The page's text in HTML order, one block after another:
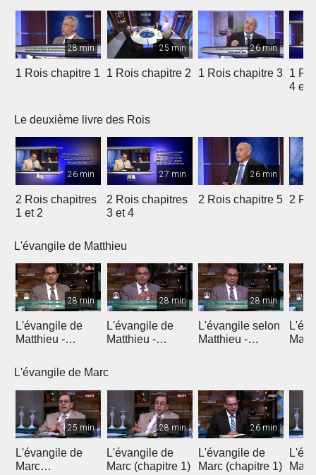
28 min
1 Rois chapitre 1
25 min
1 Rois chapitre 2
26 min
1 Rois chapitre 3
1
4 et 5
Le deuxième livre des Rois
26 min
2 Rois chapitres
1 et 2
27 min
2 Rois chapitres
3 et 4
26 min
2 Rois chapitre 5 2
L'évangile de Matthieu
28 min
L'évangile de
Matthieu -
28 min
L'évangile de
Matthieu -
28 min
L'évangile selon
Matthieu -
L'évangile de Marc
25 min
L'évangile de
Marc
28 min
L'évangile de
Marc (chapitre 1)
26 min
L'évangile de
Marc (chapitre 1)